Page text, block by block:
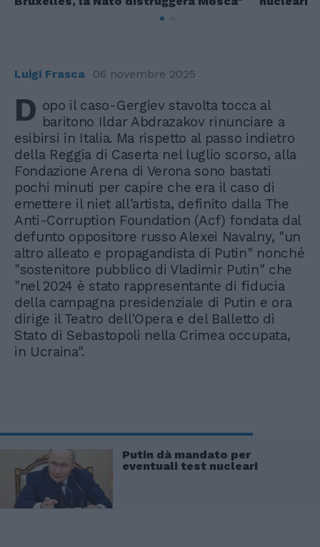
Luigi Frasca 06 novembre 2025
D opo il caso-Gergiev stavolta tocca al
baritono Ildar Abdrazakov rinunciare a
esibirsi in Italia. Ma rispetto al passo indietro
della Reggia di Caserta nel luglio scorso, alla
Fondazione Arena di Verona sono bastati
pochi minuti per capire che era il caso di
emettere il niet all'artista, definito dalla The
Anti-Corruption Foundation (Acf) fondata dal
defunto oppositore russo Alexei Navalny, "un
altro alleato e propagandista di Putin" nonché
"sostenitore pubblico di Vladimir Putin" che
"nel 2024 è stato rappresentante di fiducia
della campagna presidenziale di Putin e ora
dirige il Teatro dell'Opera e del Balletto di
Stato di Sebastopoli nella Crimea occupata,
in Ucraina".
Putin dà mandato per
eventuali test nucleari